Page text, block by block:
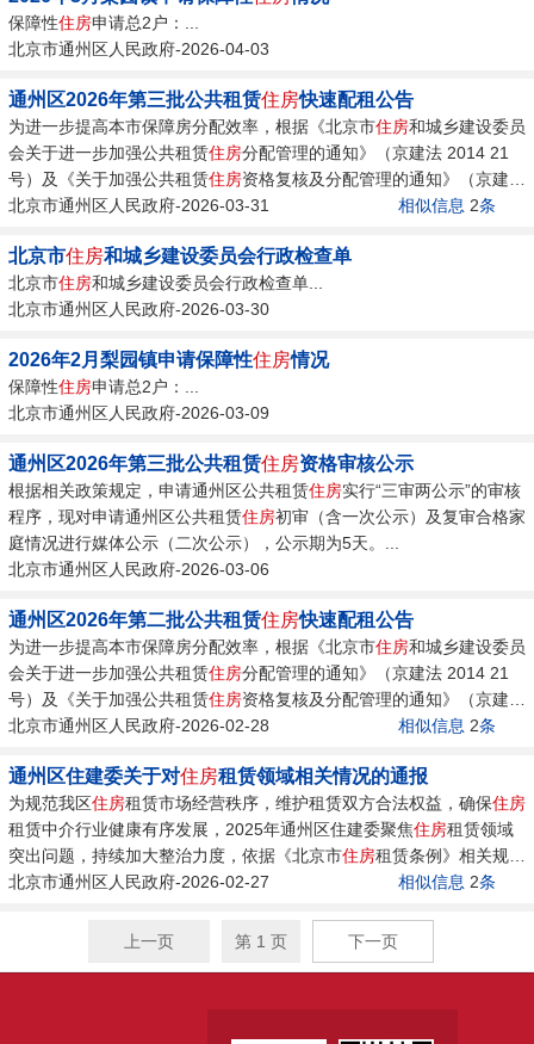
保障性住房申请总2户：...
北京市通州区人民政府-2026-04-03
通州区2026年第三批公共租赁住房快速配租公告
为进一步提高本市保障房分配效率，根据《北京市住房和城乡建设委员
会关于进一步加强公共租赁住房分配管理的通知》（京建法 2014 21
号）及《关于加强公共租赁住房资格复核及分配管理的通知》（京建法
2021...
北京市通州区人民政府-2026-03-31 相似信息 2条
北京市住房和城乡建设委员会行政检查单
北京市住房和城乡建设委员会行政检查单...
北京市通州区人民政府-2026-03-30
2026年2月梨园镇申请保障性住房情况
保障性住房申请总2户：...
北京市通州区人民政府-2026-03-09
通州区2026年第三批公共租赁住房资格审核公示
根据相关政策规定，申请通州区公共租赁住房实行“三审两公示”的审核
程序，现对申请通州区公共租赁住房初审（含一次公示）及复审合格家
庭情况进行媒体公示（二次公示），公示期为5天。...
北京市通州区人民政府-2026-03-06
通州区2026年第二批公共租赁住房快速配租公告
为进一步提高本市保障房分配效率，根据《北京市住房和城乡建设委员
会关于进一步加强公共租赁住房分配管理的通知》（京建法 2014 21
号）及《关于加强公共租赁住房资格复核及分配管理的通知》（京建法
2021...
北京市通州区人民政府-2026-02-28 相似信息 2条
通州区住建委关于对住房租赁领域相关情况的通报
为规范我区住房租赁市场经营秩序，维护租赁双方合法权益，确保住房
租赁中介行业健康有序发展，2025年通州区住建委聚焦住房租赁领域
突出问题，持续加大整治力度，依据《北京市住房租赁条例》相关规
定，对存在未按规定企业备案、未按规定提交合同备案、未按规定实名
北京市通州区人民政府-2026-02-27 相似信息 2条
上一页 第 1 页 下一页